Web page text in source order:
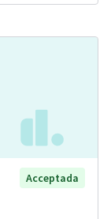
Acceptada